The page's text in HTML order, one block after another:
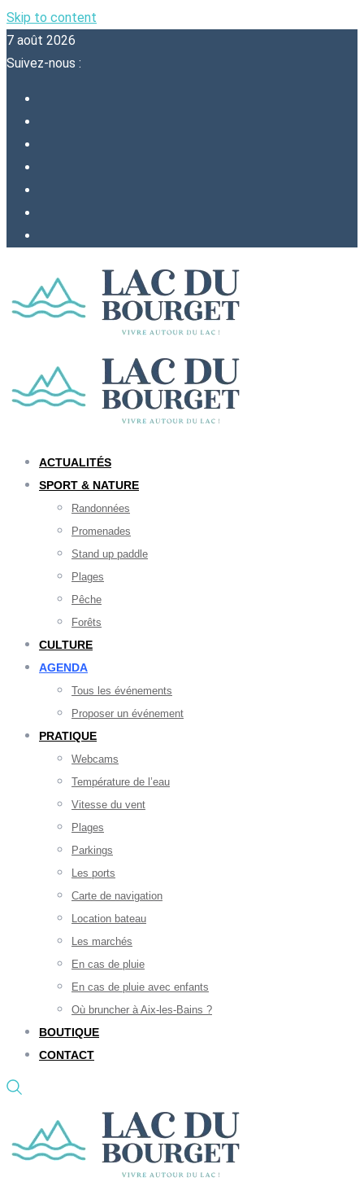
Skip to content
7 août 2026
Suivez-nous :
ACTUALITÉS
SPORT & NATURE
Randonnées
Promenades
Stand up paddle
Plages
Pêche
Forêts
CULTURE
AGENDA
Tous les événements
Proposer un événement
PRATIQUE
Webcams
Température de l’eau
Vitesse du vent
Plages
Parkings
Les ports
Carte de navigation
Location bateau
Les marchés
En cas de pluie
En cas de pluie avec enfants
Où bruncher à Aix-les-Bains ?
BOUTIQUE
CONTACT